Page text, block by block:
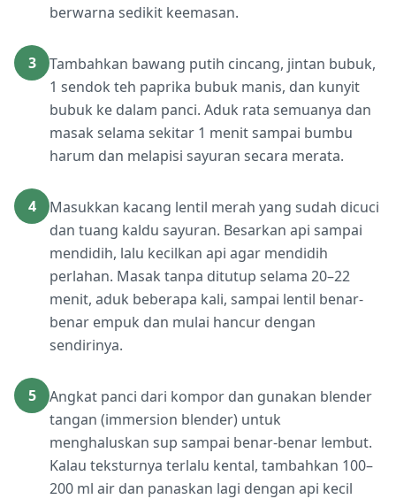
berwarna sedikit keemasan.
3
Tambahkan bawang putih cincang, jintan bubuk,
1 sendok teh paprika bubuk manis, dan kunyit
bubuk ke dalam panci. Aduk rata semuanya dan
masak selama sekitar 1 menit sampai bumbu
harum dan melapisi sayuran secara merata.
4
Masukkan kacang lentil merah yang sudah dicuci
dan tuang kaldu sayuran. Besarkan api sampai
mendidih, lalu kecilkan api agar mendidih
perlahan. Masak tanpa ditutup selama 20–22
menit, aduk beberapa kali, sampai lentil benar-
benar empuk dan mulai hancur dengan
sendirinya.
5
Angkat panci dari kompor dan gunakan blender
tangan (immersion blender) untuk
menghaluskan sup sampai benar-benar lembut.
Kalau teksturnya terlalu kental, tambahkan 100–
200 ml air dan panaskan lagi dengan api kecil